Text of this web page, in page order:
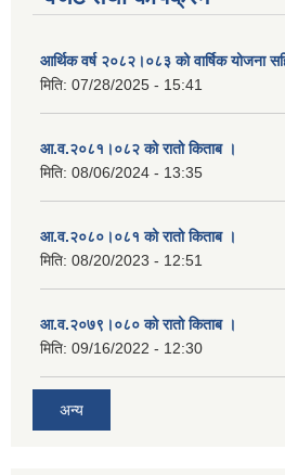
आर्थिक वर्ष २०८२।०८३ को वार्षिक योजना
मिति: 07/28/2025 - 15:41
आ.व.२०८१।०८२ को रातो किताब ।
मिति: 08/06/2024 - 13:35
आ.व.२०८०।०८१ को रातो किताब ।
मिति: 08/20/2023 - 12:51
आ.व.२०७९।०८० को रातो किताब ।
मिति: 09/16/2022 - 12:30
अन्य